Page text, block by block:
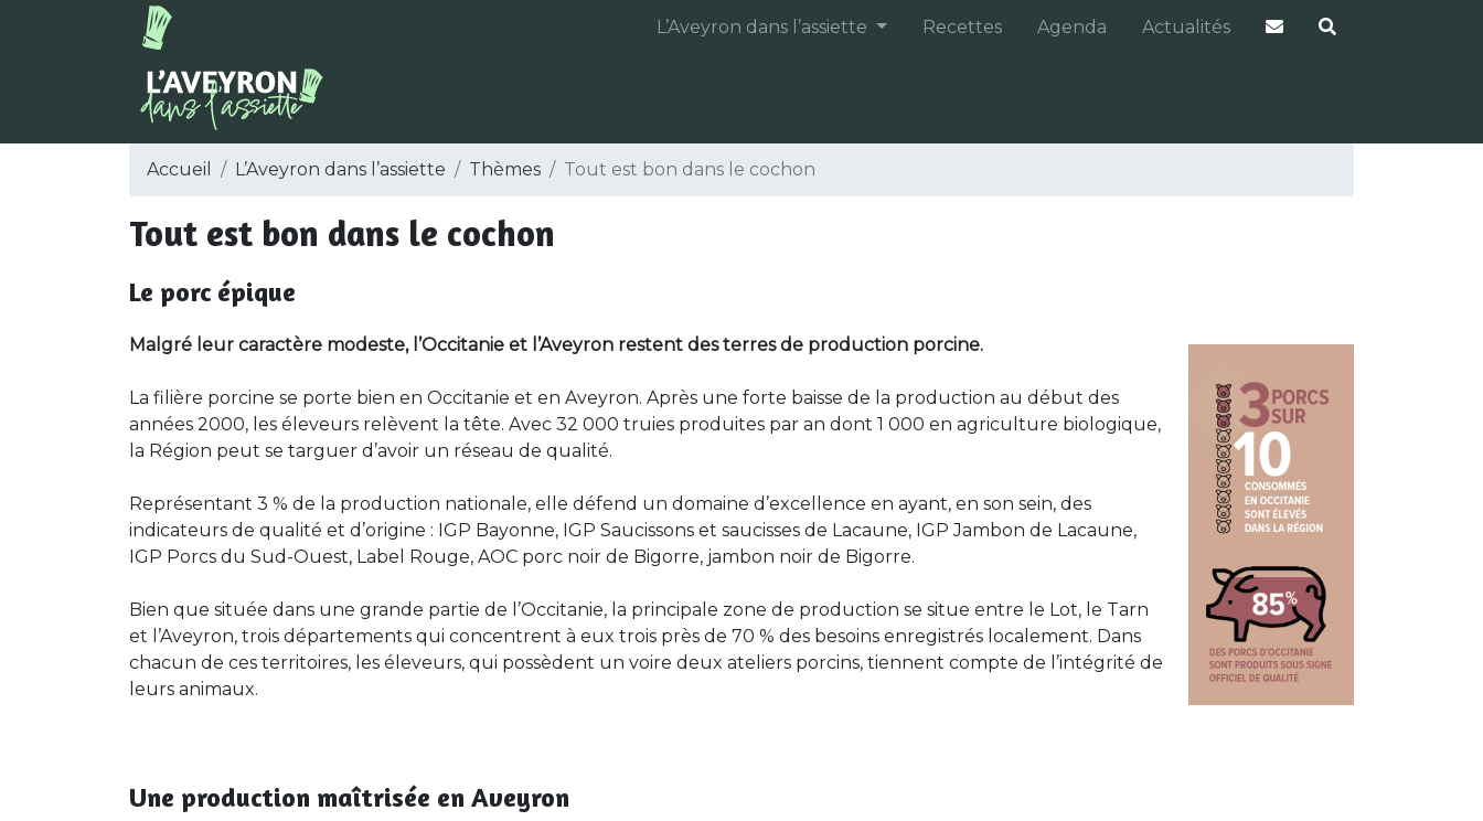
L’Aveyron dans l’assiette Recettes Agenda Actualités
Accueil L’Aveyron dans l’assiette Thèmes Tout est bon dans le cochon
Tout est bon dans le cochon
Le porc épique
Malgré leur caractère modeste, l’Occitanie et l’Aveyron restent des terres de production porcine.
La filière porcine se porte bien en Occitanie et en Aveyron. Après une forte baisse de la production au début des
années 2000, les éleveurs relèvent la tête. Avec 32 000 truies produites par an dont 1 000 en agriculture biologique,
la Région peut se targuer d’avoir un réseau de qualité.
Représentant 3 % de la production nationale, elle défend un domaine d’excellence en ayant, en son sein, des
indicateurs de qualité et d’origine : IGP Bayonne, IGP Saucissons et saucisses de Lacaune, IGP Jambon de Lacaune,
IGP Porcs du Sud-Ouest, Label Rouge, AOC porc noir de Bigorre, jambon noir de Bigorre.
Bien que située dans une grande partie de l’Occitanie, la principale zone de production se situe entre le Lot, le Tarn
et l’Aveyron, trois départements qui concentrent à eux trois près de 70 % des besoins enregistrés localement. Dans
chacun de ces territoires, les éleveurs, qui possèdent un voire deux ateliers porcins, tiennent compte de l’intégrité de
leurs animaux.
Une production maîtrisée en Aveyron